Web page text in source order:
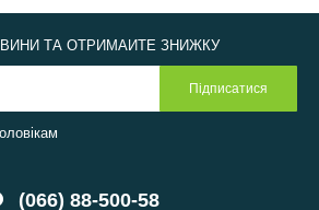
(066) 88-500-58
ТА ОТРИМАЙТЕ ЗНИЖКУ